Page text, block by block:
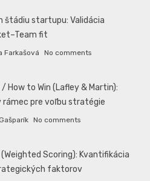
štádiu startupu: Validácia
fit
Farkašová No comments
How to Win (Lafley & Martin):
rámec pre voľbu stratégie
No comments
(Weighted Scoring): Kvantifikácia
faktorov